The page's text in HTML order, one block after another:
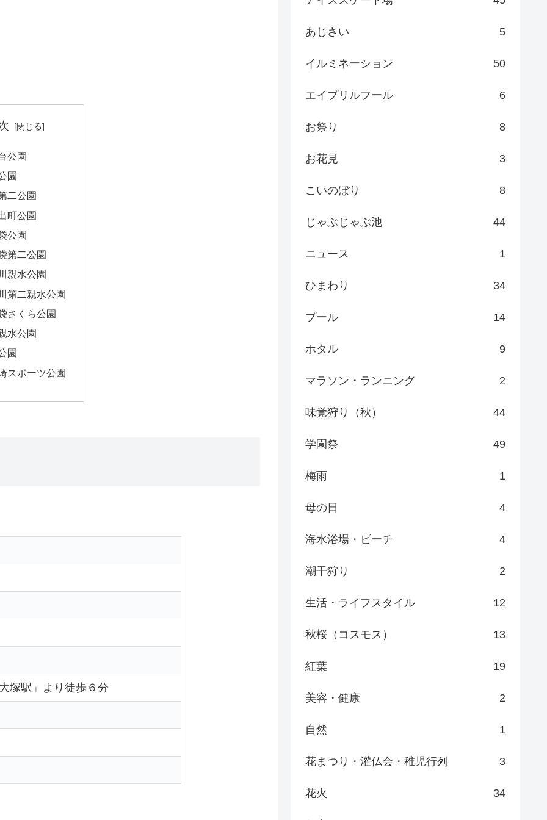
公園
園
二公園
町公園
公園
第二公園
親水公園
第二親水公園
さくら公園
水公園
園
スポーツ公園
塚駅」より徒歩６分
あじさい 5
イルミネーション 50
エイプリルフール 6
お祭り 8
お花見 3
こいのぼり 8
じゃぶじゃぶ池 44
ニュース 1
ひまわり 34
プール 14
ホタル 9
マラソン・ランニング 2
味覚狩り（秋） 44
学園祭 49
梅雨 1
母の日 4
海水浴場・ビーチ 4
潮干狩り 2
生活・ライフスタイル 12
秋桜（コスモス） 13
紅葉 19
美容・健康 2
自然 1
花まつり・灌仏会・稚児行列 3
花火 34